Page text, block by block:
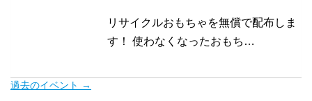
リサイクルおもちゃを無償で配布しま
す！ 使わなくなったおもち…
過去のイベント →